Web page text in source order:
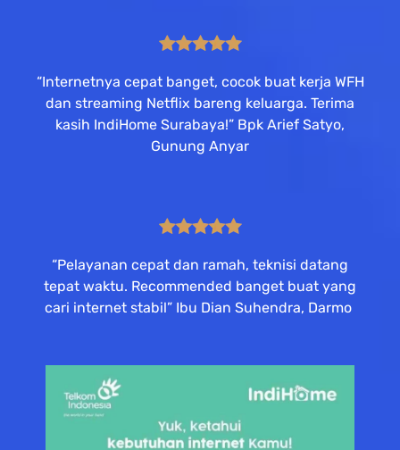
“Internetnya cepat banget, cocok buat kerja WFH
dan streaming Netflix bareng keluarga. Terima
kasih IndiHome Surabaya!” Bpk Arief Satyo,
Gunung Anyar
“Pelayanan cepat dan ramah, teknisi datang
tepat waktu. Recommended banget buat yang
cari internet stabil” Ibu Dian Suhendra, Darmo